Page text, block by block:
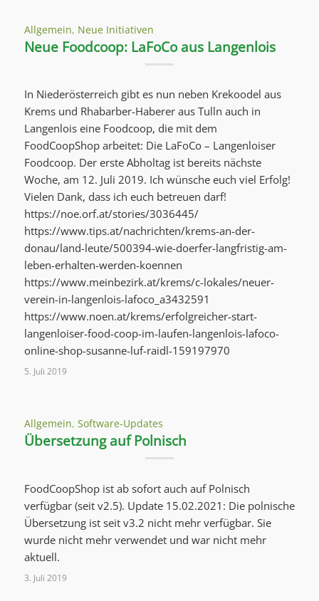
Allgemein, Neue Initiativen
Neue Foodcoop: LaFoCo aus Langenlois
In Niederösterreich gibt es nun neben Krekoodel aus
Krems und Rhabarber-Haberer aus Tulln auch in
Langenlois eine Foodcoop, die mit dem
FoodCoopShop arbeitet: Die LaFoCo – Langenloiser
Foodcoop. Der erste Abholtag ist bereits nächste
Woche, am 12. Juli 2019. Ich wünsche euch viel Erfolg!
Vielen Dank, dass ich euch betreuen darf!
https://noe.orf.at/stories/3036445/
https://www.tips.at/nachrichten/krems-an-der-
donau/land-leute/500394-wie-doerfer-langfristig-am-
leben-erhalten-werden-koennen
https://www.meinbezirk.at/krems/c-lokales/neuer-
verein-in-langenlois-lafoco_a3432591
https://www.noen.at/krems/erfolgreicher-start-
langenloiser-food-coop-im-laufen-langenlois-lafoco-
online-shop-susanne-luf-raidl-159197970
5. Juli 2019
Allgemein, Software-Updates
Übersetzung auf Polnisch
FoodCoopShop ist ab sofort auch auf Polnisch
verfügbar (seit v2.5). Update 15.02.2021: Die polnische
Übersetzung ist seit v3.2 nicht mehr verfügbar. Sie
wurde nicht mehr verwendet und war nicht mehr
aktuell.
3. Juli 2019